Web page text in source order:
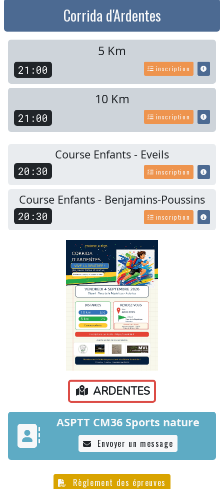
Corrida d'Ardentes
5 Km
21:00 inscription
10 Km
21:00 inscription
Course Enfants - Eveils
20:30 inscription
Course Enfants - Benjamins-Poussins
20:30 inscription
ARDENTES
ASPTT CM36 Sports nature
Envoyer un message
Règlement des épreuves